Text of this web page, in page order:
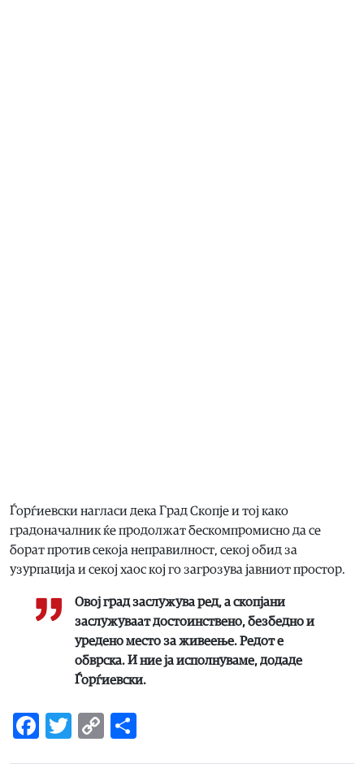
Ѓорѓиевски нагласи дека Град Скопје и тој како
градоначалник ќе продолжат бескомпромисно да се
борат против секоја неправилност, секој обид за
узурпација и секој хаос кој го загрозува јавниот простор.
Овој град заслужува ред, а скопјани
заслужуваат достоинствено, безбедно и
уредено место за живеење. Редот е
обврска. И ние ја исполнуваме, додаде
Ѓорѓиевски.
Facebook
Twitter
Copy